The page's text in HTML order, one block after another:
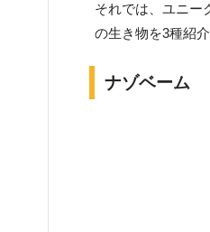
それでは、ユニー
の生き物を3種紹介
ナゾベーム